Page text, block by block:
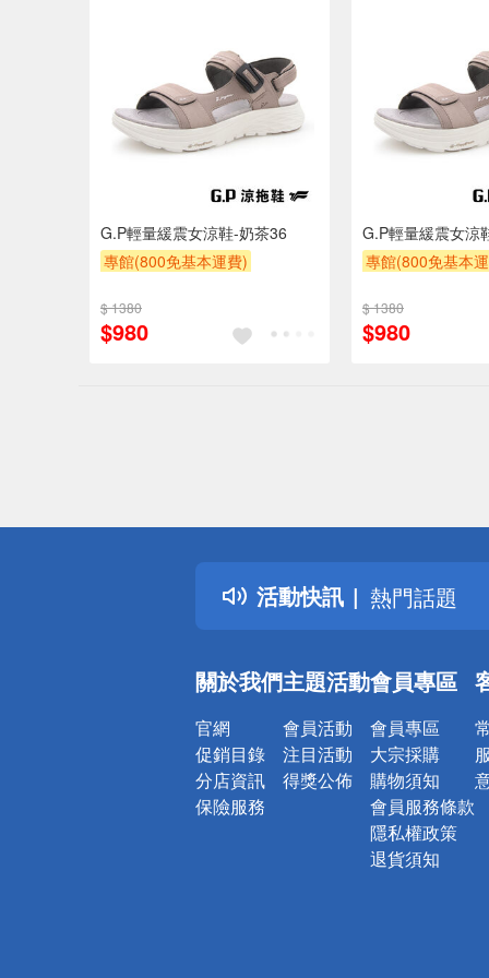
G.P輕量緩震女涼鞋-奶茶36
專館(800免基本運費)
$ 1380
$980
G.P輕量緩震女涼
專館(800免基本
$ 1380
$980
活動快訊
詐騙網頁！
得獎公告
熱門話題
銀行優惠
詐騙網頁！
關於我們
官網
促銷目錄
分店資訊
保險服務
主題活動
會員活動
注目活動
得獎公佈
會員專區
會員專區
大宗採購
購物須知
會員服務條款
隱私權政策
退貨須知